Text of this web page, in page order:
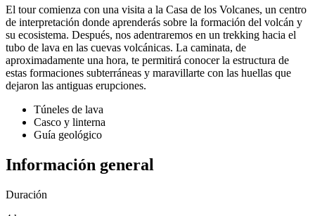
El tour comienza con una visita a la Casa de los Volcanes, un centro
de interpretación donde aprenderás sobre la formación del volcán y
su ecosistema. Después, nos adentraremos en un trekking hacia el
tubo de lava en las cuevas volcánicas. La caminata, de
aproximadamente una hora, te permitirá conocer la estructura de
estas formaciones subterráneas y maravillarte con las huellas que
dejaron las antiguas erupciones.
Túneles de lava
Casco y linterna
Guía geológico
Información general
Duración